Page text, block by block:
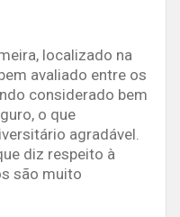
localizado na
avaliado entre os
considerado bem
o que
agradável.
diz respeito à
são muito